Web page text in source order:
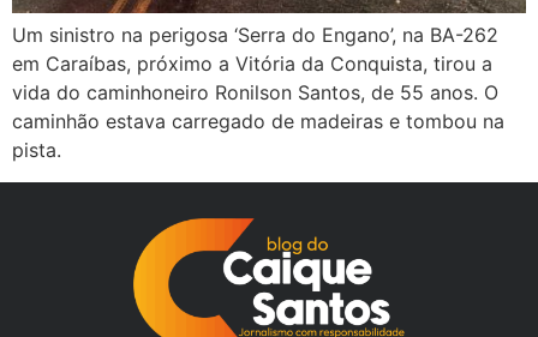
Um sinistro na perigosa ‘Serra do Engano’, na BA-262
em Caraíbas, próximo a Vitória da Conquista, tirou a
vida do caminhoneiro Ronilson Santos, de 55 anos. O
caminhão estava carregado de madeiras e tombou na
pista.